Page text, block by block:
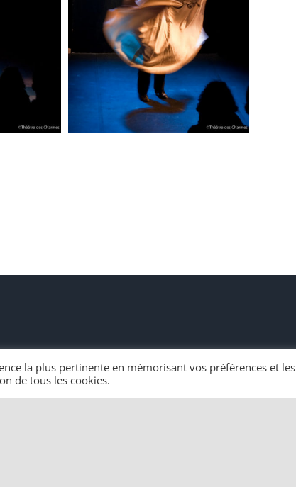
la plus pertinente en mémorisant vos préférences et les
de tous les cookies.